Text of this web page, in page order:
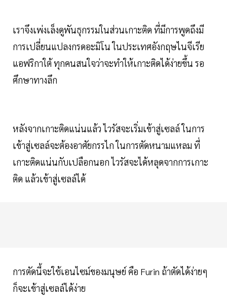
เราจึงเพ่งเล็งดูพันธุกรรมในส่วนเกาะติด ที่มีการพูดถึงมี
การเปลี่ยนแปลงกรดอะมิโน ในประเทศอังกฤษไนจีเรีย
แอฟริกาใต้ ทุกคนสนใจว่าจะทำให้เกาะติดได้ง่ายขึ้น รอ
ศึกษาทางลึก
หลังจากเกาะติดแน่นแล้ว ไวรัสจะเริ่มเข้าสู่เซลล์ ในการ
เข้าสู่เซลล์จะต้องอาศัยกรรไก ในการตัดหนามแหลม ที่
เกาะติดแน่นกับเปลือกนอก ไวรัสจะได้หลุดจากการเกาะ
ติด แล้วเข้าสู่เซลล์ได้
การตัดนี้จะใช้เอนไซม์ของมนุษย์ คือ Furin ถ้าตัดได้ง่ายๆ
ก็จะเข้าสู่เซลล์ได้ง่าย